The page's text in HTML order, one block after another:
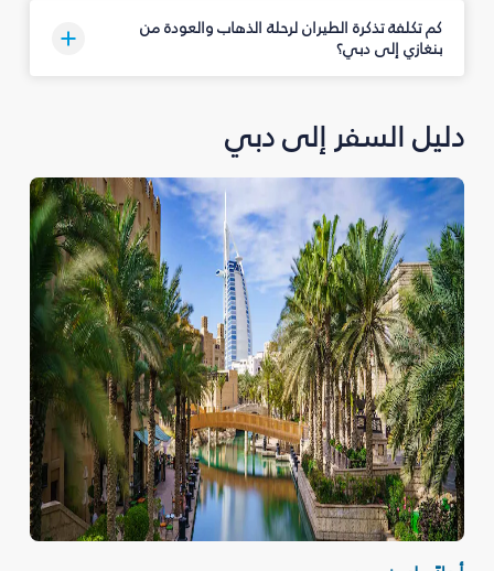
كم تكلفة تذكرة الطيران لرحلة الذهاب والعودة من
بنغازي إلى دبي؟
دليل السفر إلى دبي